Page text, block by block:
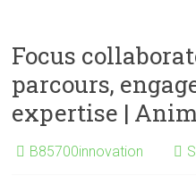
Focus
parcours,
expertise |
B85700innovation